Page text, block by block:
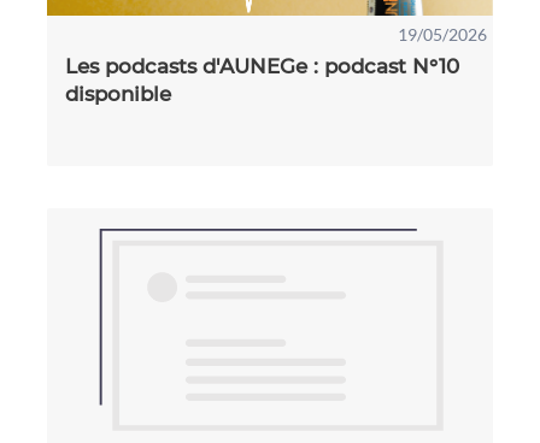
19/05/2026
Les podcasts d'AUNEGe : podcast N°10
disponible